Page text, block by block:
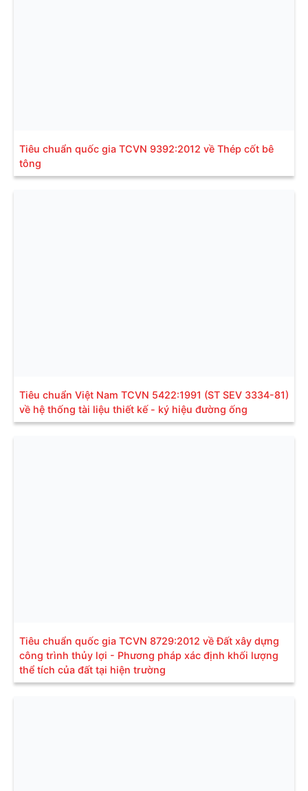
Tiêu chuẩn quốc gia TCVN 9392:2012 về Thép cốt bê
tông
Tiêu chuẩn Việt Nam TCVN 5422:1991 (ST SEV 3334-81)
về hệ thống tài liệu thiết kế - ký hiệu đường ống
Tiêu chuẩn quốc gia TCVN 8729:2012 về Đất xây dựng
công trình thủy lợi - Phương pháp xác định khối lượng
thể tích của đất tại hiện trường